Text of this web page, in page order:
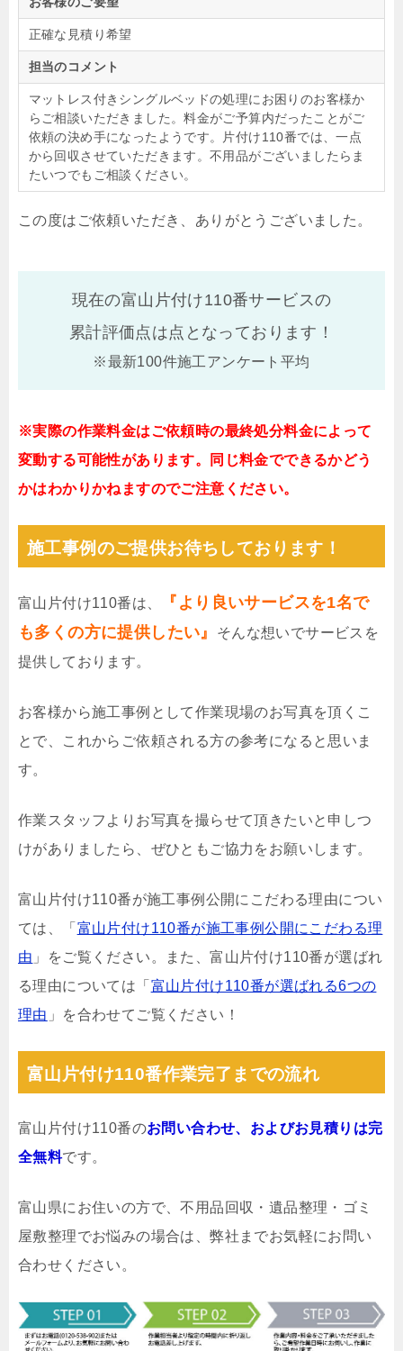
正確な見積り希望
担当のコメント
マットレス付きシングルベッドの処理にお困りのお客様か
らご相談いただきました。料金がご予算内だったことがご
依頼の決め手になったようです。片付け110番では、一点
から回収させていただきます。不用品がございましたらま
たいつでもご相談ください。
この度はご依頼いただき、ありがとうございました。
現在の富山片付け110番サービスの
累計評価点は点となっております！
※最新100件施工アンケート平均
※実際の作業料金はご依頼時の最終処分料金によって
変動する可能性があります。同じ料金でできるかどう
かはわかりかねますのでご注意ください。
施工事例のご提供お待ちしております！
富山片付け110番は、
『より良いサービスを1名で
も多くの方に提供したい』
そんな想いでサービスを
提供しております。
お客様から施工事例として作業現場のお写真を頂くこ
とで、これからご依頼される方の参考になると思いま
す。
作業スタッフよりお写真を撮らせて頂きたいと申しつ
けがありましたら、ぜひともご協力をお願いします。
富山片付け110番が施工事例公開にこだわる理由につい
ては、「 富山片付け110番が施工事例公開にこだわる理
由 」をご覧ください。また、富山片付け110番が選ばれ
る理由については「 富山片付け110番が選ばれる6つの
理由 」を合わせてご覧ください！
富山片付け110番作業完了までの流れ
富山片付け110番のお問い合わせ、およびお見積りは完
全無料です。
富山県にお住いの方で、不用品回収・遺品整理・ゴミ
屋敷整理でお悩みの場合は、弊社までお気軽にお問い
合わせください。